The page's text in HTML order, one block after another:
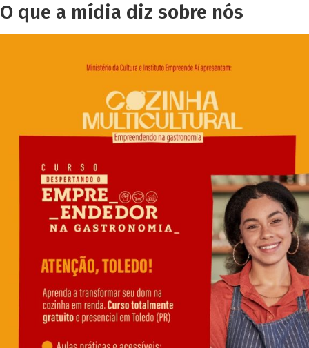
O que a mídia diz sobre nós